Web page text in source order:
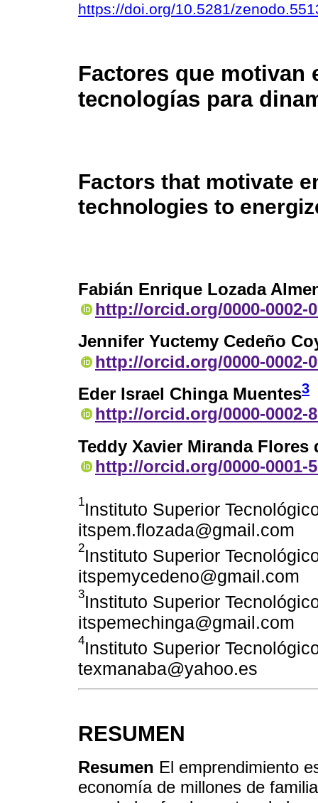
https://doi.org/10.5281/
Factores que motivan
tecnologías para
Factors that motivate
technologies to
Fabián Enrique Lozada
http://orcid.org/0000-0002-
Jennifer Yuctemy Cedeño
http://orcid.org/0000-0002-
Eder Israel Chinga Muentes3
http://orcid.org/0000-0002-
Teddy Xavier Miranda Flores
http://orcid.org/0000-0001-
1Instituto Superior
itspem.flozada@gmail.com
2Instituto Superior
itspemycedeno@gmail.com
3Instituto Superior
itspemechinga@gmail.com
4Instituto Superior
texmanaba@yahoo.es
RESUMEN
Resumen El emprendimiento
economía de millones de